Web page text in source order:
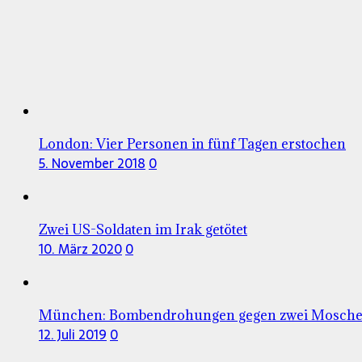
London: Vier Personen in fünf Tagen erstochen
5. November 2018 0
Zwei US-Soldaten im Irak getötet
10. März 20200
München: Bombendrohungen gegen zwei
12. Juli 2019 0